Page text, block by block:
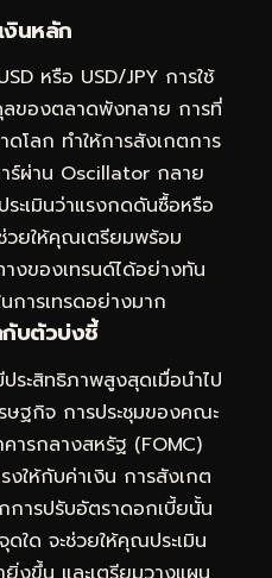
งินหลัก
หรือ USD/JPY การใช้
ลของตลาดพังทลาย การที่
โลก ทำให้การสังเกตการ
ร์ผ่าน Oscillator กลาย
ะเมินว่าแรงกดดันซื้อหรือ
วยให้คุณเตรียมพร้อม
งของเทรนด์ได้อย่างทัน
การเทรดอย่างมาก
กับตัวบ่งชี้
ระสิทธิภาพสูงสุดเมื่อนำไป
ฐกิจ การประชุมของคณะ
ารกลางสหรัฐ (FOMC)
งให้กับค่าเงิน การสังเกต
การปรับอัตราดอกเบี้ยนั้น
ใด จะช่วยให้คุณประเมิน